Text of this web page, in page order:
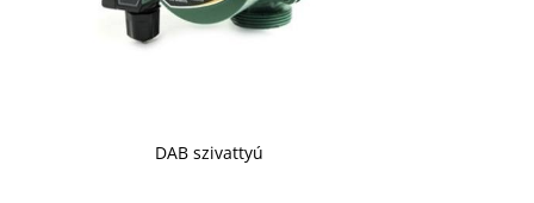
DAB szivattyú